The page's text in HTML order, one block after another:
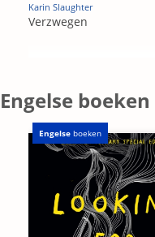
Karin Slaughter
Verzwegen
Engelse boeken
Engelse boeken